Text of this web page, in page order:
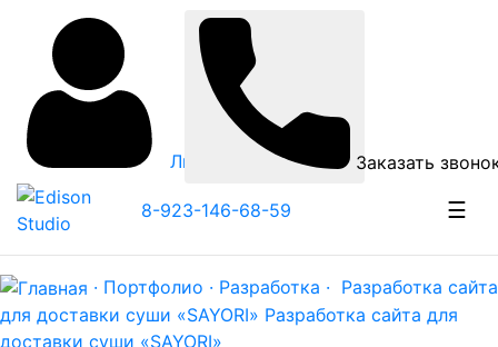
Личный кабинет Заказать
8-923-146-68-59 ☰
· Портфолио · Разработка · Разработка сайта
для доставки суши «SAYORI» Разработка сайта для
доставки суши «SAYORI»